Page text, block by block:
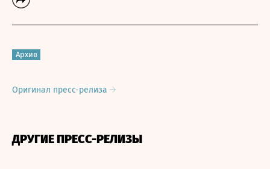
Архив
Оригинал пресс-релиза
ДРУГИЕ ПРЕСС-РЕЛИЗЫ